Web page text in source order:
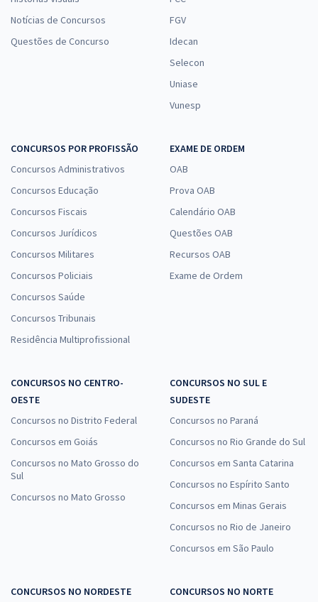
R$33,19
Economize R$ 99,58 (-20%)
Comprar
SEAP MA - Secretaria de Estado da Administração Penitenciária do
Maranhão - Cargo 4: Especialista à Assistência Penitenciária –
Especialidade: Pedagogia (Pós-Edital)
à vista
39,99
Economize R$ 119,98 (-20%)
Maranhão - Conhecimentos Específicos para o Cargo 4: Especialista
à vista
R$26,66
Economize R$ 79,98 (-20%)
Comprar
SEAP MA - Secretaria de Estado da Administração Penitenciária do
Maranhão - Cargo 1: Especialista à Assistência Penitenciária -
Economize R$ 97,98 (-20%)
Notícias de Concursos
Questões de Concurso
FGV
Idecan
Selecon
Uniase
Vunesp
CONCURSOS POR PROFISSÃO
Concursos Administrativos
Concursos Educação
Concursos Fiscais
Concursos Jurídicos
Concursos Militares
Concursos Policiais
Concursos Saúde
Concursos Tribunais
Residência Multiprofissional
EXAME DE ORDEM
OAB
Prova OAB
Calendário OAB
Questões OAB
Recursos OAB
Exame de Ordem
CONCURSOS NO CENTRO-
OESTE
Concursos no Distrito Federal
Concursos em Goiás
Concursos no Mato Grosso do
Sul
Concursos no Mato Grosso
CONCURSOS NO SUL E
SUDESTE
Concursos no Paraná
Concursos no Rio Grande do Sul
Concursos em Santa Catarina
Concursos no Espírito Santo
Concursos em Minas Gerais
Concursos no Rio de Janeiro
Concursos em São Paulo
CONCURSOS NO NORDESTE
CONCURSOS NO NORTE